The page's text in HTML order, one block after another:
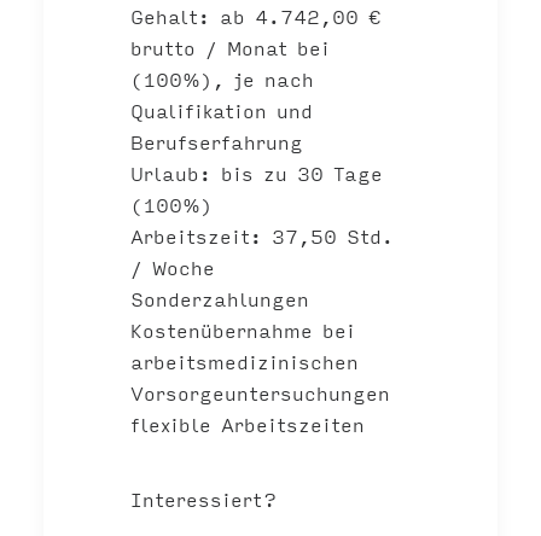
Gehalt: ab 4.742,00 €
brutto / Monat bei
(100%), je nach
Qualifikation und
Berufserfahrung
Urlaub: bis zu 30 Tage
(100%)
Arbeitszeit: 37,50 Std.
/ Woche
Sonderzahlungen
Kostenübernahme bei
arbeitsmedizinischen
Vorsorgeuntersuchungen
flexible Arbeitszeiten
Interessiert?